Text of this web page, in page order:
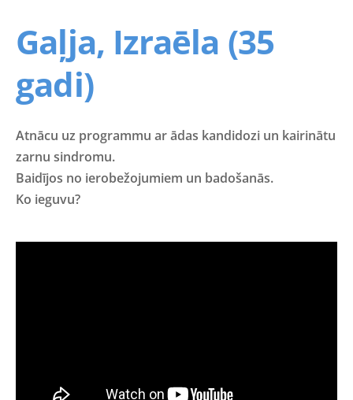
Gaļja, Izraēla (35
gadi)
Atnācu uz programmu ar ādas kandidozi un kairinātu
zarnu sindromu.
Baidījos no ierobežojumiem un badošanās.
Ko ieguvu?